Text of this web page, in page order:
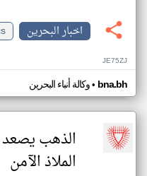
اخبار البحرين
JE75ZJ
وكالة أنباء البحرين• bna.bh
الذهب
الملاذ الآمن